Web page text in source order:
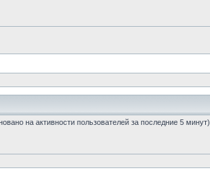
на активности пользователей за последние 5 минут)